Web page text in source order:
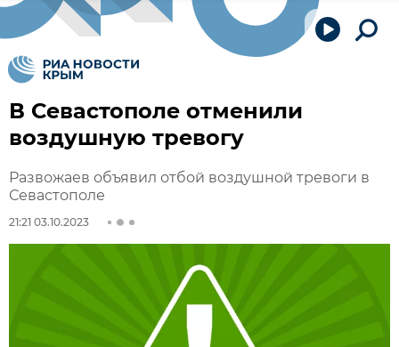
В Севастополе отменили
воздушную тревогу
Развожаев объявил отбой воздушной тревоги в
Севастополе
21:21 03.10.2023